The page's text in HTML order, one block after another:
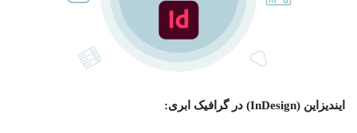
ایندیزاین (InDesign) در گرافیک ابری: